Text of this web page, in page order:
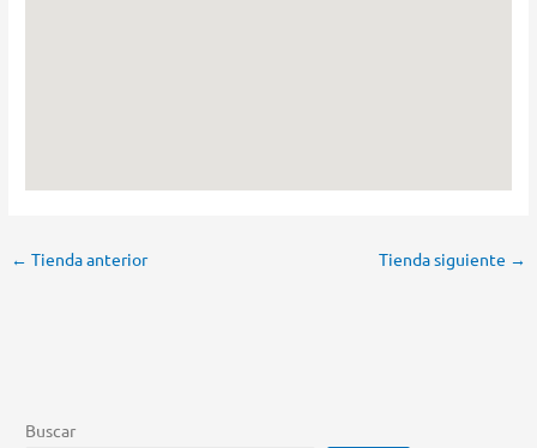
← Tienda anterior Tienda siguiente →
Buscar